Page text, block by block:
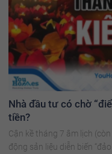
Nhà đầu tư có chờ
tiền?
Cận kề tháng 7 âm lịch
động sản liệu diễn biến